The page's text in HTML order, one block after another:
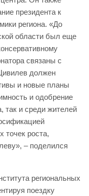
президента к
региона. «До
области был еще
связаны с
должен
и новые планы
и одобрение
так и среди жителей
точек роста,
– поделился
региональных
поездку